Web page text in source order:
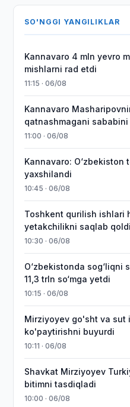
SO'NGGI YANGILIKLAR
Kannavaro 4 mln yevro
mishlarni rad etdi
11:15 · 06/08
Kannavaro
qatnashmagani
11:00 · 06/08
Kannavaro: O‘zbekiston
yaxshilandi
10:45 · 06/08
Toshkent qurilish ishlari
yetakchilikni saqlab qoldi
10:30 · 06/08
O‘zbekistonda sog‘liqni
11,3 trln so‘mga yetdi
10:15 · 06/08
Mirziyoyev go'sht va sut
ko'paytirishni buyurdi
10:11 · 06/08
Shavkat Mirziyoyev
bitimni tasdiqladi
10:00 · 06/08